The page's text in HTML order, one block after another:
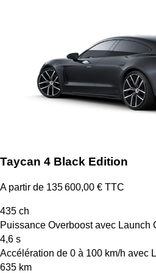
Taycan 4 Black Edition
A partir de 135 600,00 € TTC
435 ch
Puissance Overboost avec Launch
4,6 s
Accélération de 0 à 100 km/h avec
635 km